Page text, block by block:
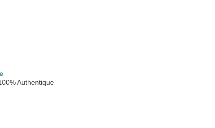
Authentique